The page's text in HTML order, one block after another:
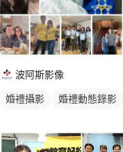
波阿斯影像
婚禮攝影 婚禮動態錄影